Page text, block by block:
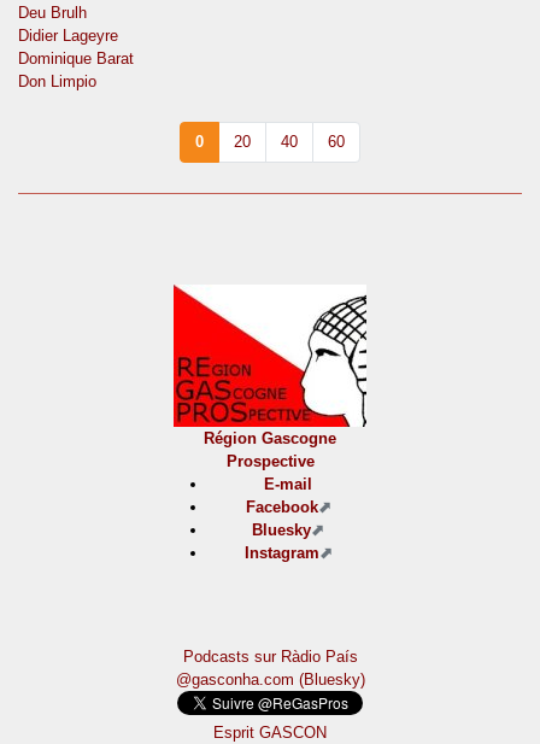
Deu Brulh
Didier Lageyre
Dominique Barat
Don Limpio
0 20 40 60
Région Gascogne
Prospective
E-mail
Facebook
Bluesky
Instagram
Podcasts sur Ràdio País
@gasconha.com (Bluesky)
Esprit GASCON